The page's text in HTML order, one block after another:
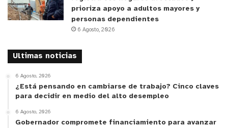
prioriza apoyo a adultos mayores y
personas dependientes
6 Agosto, 2026
Ultimas noticias
6 Agosto, 2026
¿Está pensando en cambiarse de trabajo? Cinco claves
para decidir en medio del alto desempleo
6 Agosto, 2026
Gobernador compromete financiamiento para avanzar